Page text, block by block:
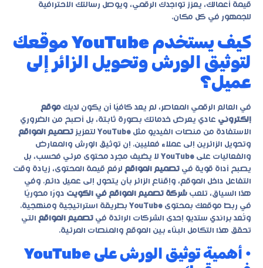
قيمة أعمالك، يعزز تواجدك الرقمي، ويوصل رسالتك الاحترافية
للجمهور في كل مكان.
كيف يستخدم YouTube موقعك
لتوثيق الورش وتحويل الزائر إلى
عميل؟
في العالم الرقمي المعاصر، لم يعد كافيًا أن يكون لديك موقع
إلكتروني عادي يعرض خدماتك بصورة ثابتة، بل أصبح من الضروري
الاستفادة من منصات الفيديو مثل YouTube لتعزيز تصميم المواقع
وتحويل الزائرين إلى عملاء فعليين. إن توثيق الورش والمعارض
والفعاليات على YouTube لا يضيف مجرد محتوى مرئي فحسب، بل
يصبح أداة قوية في تصميم المواقع لرفع قيمة المحتوى، زيادة وقت
التفاعل داخل الموقع، وإقناع الزائر بأن يتحول إلى عميل دائم. وفي
هذا السياق، تلعب شركة تصميم المواقع في الكويت دورًا محوريًا
في ربط موقعك بمحتوى YouTube بطريقة استراتيجية ومنهجية.
وتُعد براندي ستديو إحدى الشركات الرائدة في تصميم المواقع التي
تحقق هذا التكامل البنّاء بين الموقع والمنصات المرئية.
• أهمية توثيق الورش على YouTube